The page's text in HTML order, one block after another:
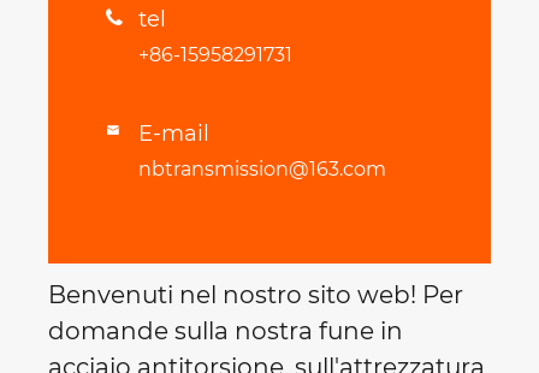
 tel
+86-15958291731
 E-mail
nbtransmission@163.com
Benvenuti nel nostro sito web! Per
domande sulla nostra fune in
acciaio antitorsione, sull'attrezzatura